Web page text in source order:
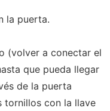
la puerta.
(volver a conectar el
que pueda llegar
de la puerta
tornillos con la llave